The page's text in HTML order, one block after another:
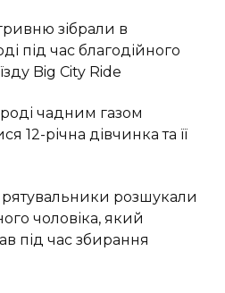
зібрали в
під час благодійного
Big Сity Ride
чадним газом
12-річна дівчинка та її
рятувальники розшукали
чоловіка, який
під час збирання